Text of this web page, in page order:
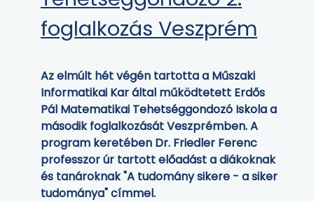
foglalkozás Veszprém
Az elmúlt hét végén tartotta a Műszaki
Informatikai Kar által működtetett Erdős
Pál Matematikai Tehetséggondozó Iskola a
második foglalkozását Veszprémben. A
program keretében Dr. Friedler Ferenc
professzor úr tartott előadást a diákoknak
és tanároknak "A tudomány sikere - a siker
tudománya" címmel.